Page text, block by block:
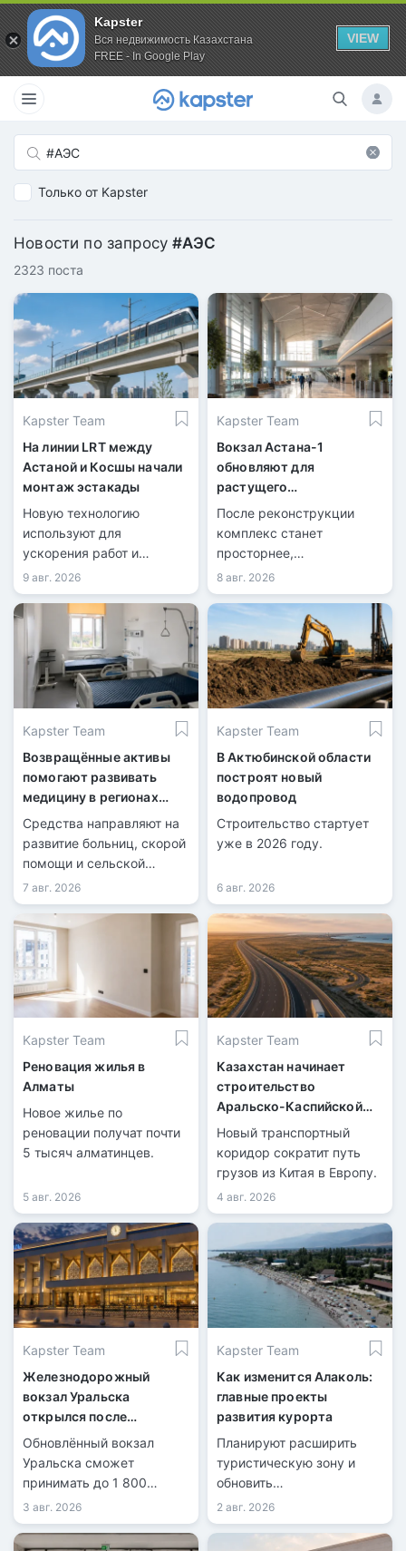
Kapster
Вся недвижимость Казахстана
FREE - In Google Play
VIEW
Только от Kapster
Новости по запросу#АЭС
2323 поста
Kapster Team
На линии LRT между
Астаной и Косшы начали
монтаж эстакады
Новую технологию
используют для
ускорения работ и
сокращения перекрытий
дорог.
9 авг. 2026
Kapster Team
Вокзал Астана-1
обновляют для
растущего
пассажиропотока
После реконструкции
комплекс станет
просторнее,
технологичнее и
доступнее.
8 авг. 2026
Kapster Team
Возвращённые активы
помогают развивать
медицину в регионах
Казахстана
Средства направляют на
развитие больниц, скорой
помощи и сельской
медицины.
7 авг. 2026
Kapster Team
В Актюбинской области
построят новый
водопровод
Строительство стартует
уже в 2026 году.
6 авг. 2026
Kapster Team
Реновация жилья в
Алматы
Новое жилье по
реновации получат почти
5 тысяч алматинцев.
5 авг. 2026
Kapster Team
Казахстан начинает
строительство
Аральско-Каспийской
магистрали
Новый транспортный
коридор сократит путь
грузов из Китая в Европу.
4 авг. 2026
Kapster Team
Железнодорожный
вокзал Уральска
открылся после
масштабной
реконструкции
Обновлённый вокзал
Уральска сможет
принимать до 1 800
пассажиров в сутки.
3 авг. 2026
Kapster Team
Как изменится Алаколь:
главные проекты
развития курорта
Планируют расширить
туристическую зону и
обновить
инфраструктуру.
2 авг. 2026